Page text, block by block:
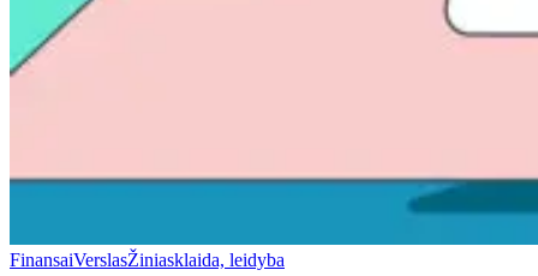
FinansaiVerslasŽiniasklaida, leidyba